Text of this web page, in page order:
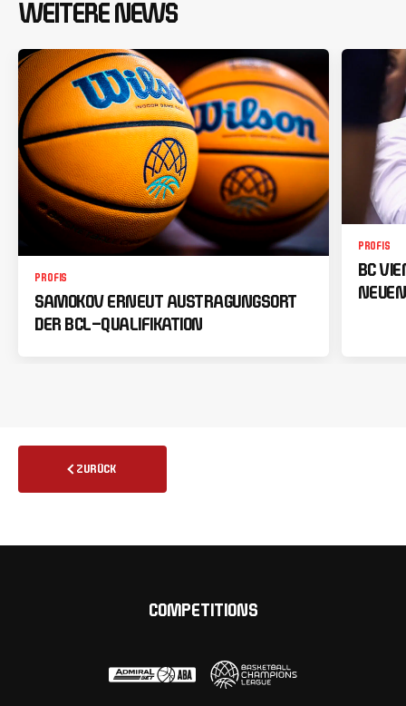
WEITERE NEWS
PROFIS
SAMOKOV ERNEUT AUSTRAGUNGSORT
DER BCL-QUALIFIKATION
PROFIS
BC
ZURÜCK
COMPETITIONS